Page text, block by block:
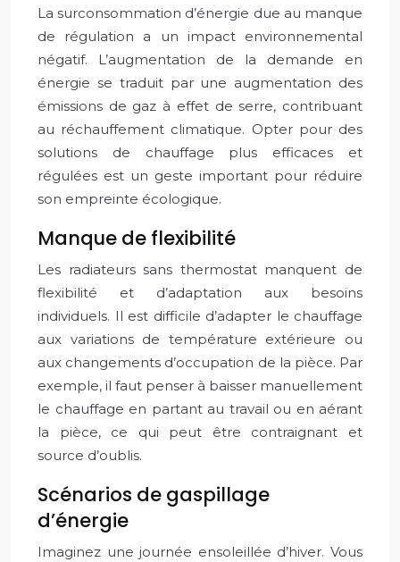
La surconsommation d’énergie due au manque
de régulation a un impact environnemental
négatif. L’augmentation de la demande en
énergie se traduit par une augmentation des
émissions de gaz à effet de serre, contribuant
au réchauffement climatique. Opter pour des
solutions de chauffage plus efficaces et
régulées est un geste important pour réduire
son empreinte écologique.
Manque de flexibilité
Les radiateurs sans thermostat manquent de
flexibilité et d’adaptation aux besoins
individuels. Il est difficile d’adapter le chauffage
aux variations de température extérieure ou
aux changements d’occupation de la pièce. Par
exemple, il faut penser à baisser manuellement
le chauffage en partant au travail ou en aérant
la pièce, ce qui peut être contraignant et
source d’oublis.
Scénarios de gaspillage
d’énergie
Imaginez une journée ensoleillée d’hiver. Vous